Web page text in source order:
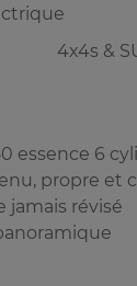
4x4s &
essence 6
propre et
jamais révisé